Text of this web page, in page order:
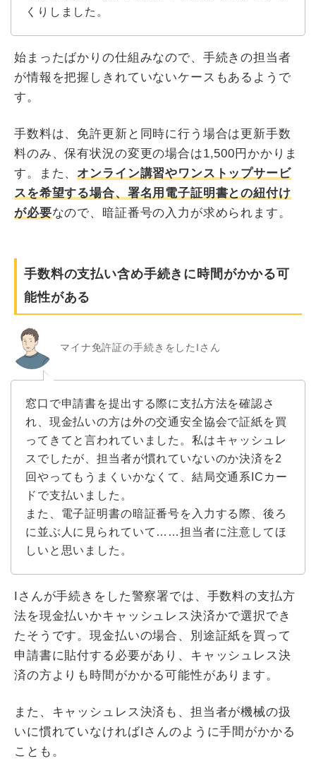
くりしました。
始まったばかりの仕組みなので、手続きの担当者
が情報を把握しきれていないケースもあるようで
す。
手数料は、免許更新と同時に行う場合は更新手数
料のみ、保有状況の変更の場合は1,500円かかりま
す。また、 オンライン講習やワンストップサービ
スを希望する場合、署名用電子証明書との紐付け
が必要なので、暗証番号の入力が求められます。
手数料の支払い含め手続きに時間がかかる可
能性がある
マイナ免許証の手続きをしたIさん
窓口で申請書を提出する際に支払方法を確認さ
れ、現金払いの方は外の交通安全協会で証紙を買
ってきてと言われていました。私はキャッシュレ
スでしたが、担当者が慣れていないのか決済を2
回やってもうまくいかなくて、結局交通系ICカー
ドで支払いました。
また、電子証明書の暗証番号を入力する際、後ろ
に並ぶ人に見られていて……担当者に注意してほ
しいと思いました。
Iさんが手続きをした警察署では、手数料の支払方
法を現金払いかキャッシュレス決済かで選択でき
たそうです。現金払いの場合、別途証紙を買って
申請書に貼付する必要があり、キャッシュレス決
済の方よりも時間がかかる可能性があります。
また、キャッシュレス決済も、担当者が機械の扱
いに慣れていなければIさんのように手間がかかる
ことも。